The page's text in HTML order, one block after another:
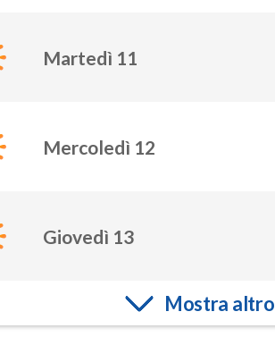
Martedì 11
Mercoledì 12
Giovedì 13
Mostra altro